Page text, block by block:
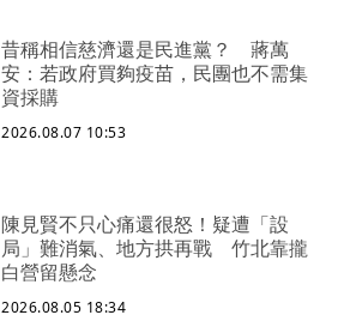
昔稱相信慈濟還是民進黨？ 蔣萬
安：若政府買夠疫苗，民團也不需集
資採購
2026.08.07 10:53
陳見賢不只心痛還很怒！疑遭「設
局」難消氣、地方拱再戰 竹北靠攏
白營留懸念
2026.08.05 18:34